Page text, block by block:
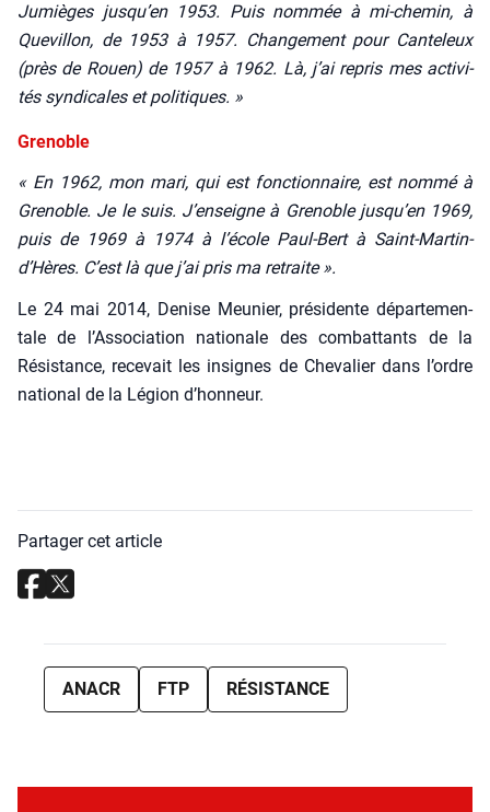
Jumièges jusqu’en 1953. Puis nom­mée à mi-che­min, à
Que­villon, de 1953 à 1957. Chan­ge­ment pour Can­te­leux
(près de Rouen) de 1957 à 1962. Là, j’ai repris mes acti­vi­
tés syn­di­cales et poli­tiques. »
Grenoble
« En 1962, mon mari, qui est fonc­tion­naire, est nom­mé à
Gre­noble. Je le suis. J’enseigne à Gre­noble jusqu’en 1969,
puis de 1969 à 1974 à l’é­cole Paul-Bert à Saint-Mar­tin-
d’Hères. C’est là que j’ai pris ma retraite ».
Le 24 mai 2014, Denise Meu­nier, pré­si­dente dépar­te­men­
tale de l’As­so­cia­tion natio­nale des com­bat­tants de la
Résis­tance, rece­vait les insignes de Che­va­lier dans l’ordre
natio­nal de la Légion d’hon­neur.
Partager cet article
ANACR FTP RÉSISTANCE